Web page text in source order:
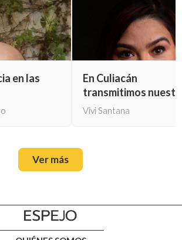
en las
En Culiacán
transmitimos
propia muerte
Vivi Santana
Ver más